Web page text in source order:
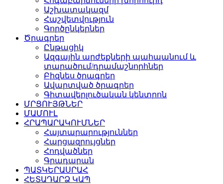
Աշխատակազմ
Հաշվետվություն
Գործընկերներ
Ծրագրեր
Ընթացիկ
Ազգային արժեքների պահպանում և
տարածում/դրամաշնորհներ
Բիզնես ծրագրեր
Ավարտված ծրագրեր
Գիտավերլուծական կենտրոն
ՄՐՑՈՒՅԹՆԵՐ
ՄԱՄՈՒԼ
ՀՐԱՊԱՐԱԿՈՒՄՆԵՐ
Հայտարարություններ
Հարցազրույցներ
Հոդվածներ
Գրադարան
ՊԱՏԿԵՐԱՍՐԱՀ
ՀԵՏԱԴԱՐՁ ԿԱՊ